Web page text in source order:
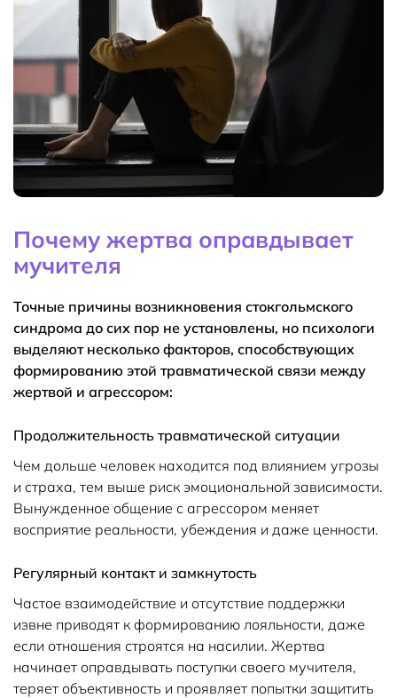
Почему жертва оправдывает
мучителя
Точные причины возникновения стокгольмского
синдрома до сих пор не установлены, но психологи
выделяют несколько факторов, способствующих
формированию этой травматической связи между
жертвой и агрессором:
Продолжительность травматической ситуации
Чем дольше человек находится под влиянием угрозы
и страха, тем выше риск эмоциональной зависимости.
Вынужденное общение с агрессором меняет
восприятие реальности, убеждения и даже ценности.
Регулярный контакт и замкнутость
Частое взаимодействие и отсутствие поддержки
извне приводят к формированию лояльности, даже
если отношения строятся на насилии. Жертва
начинает оправдывать поступки своего мучителя,
теряет объективность и проявляет попытки защитить